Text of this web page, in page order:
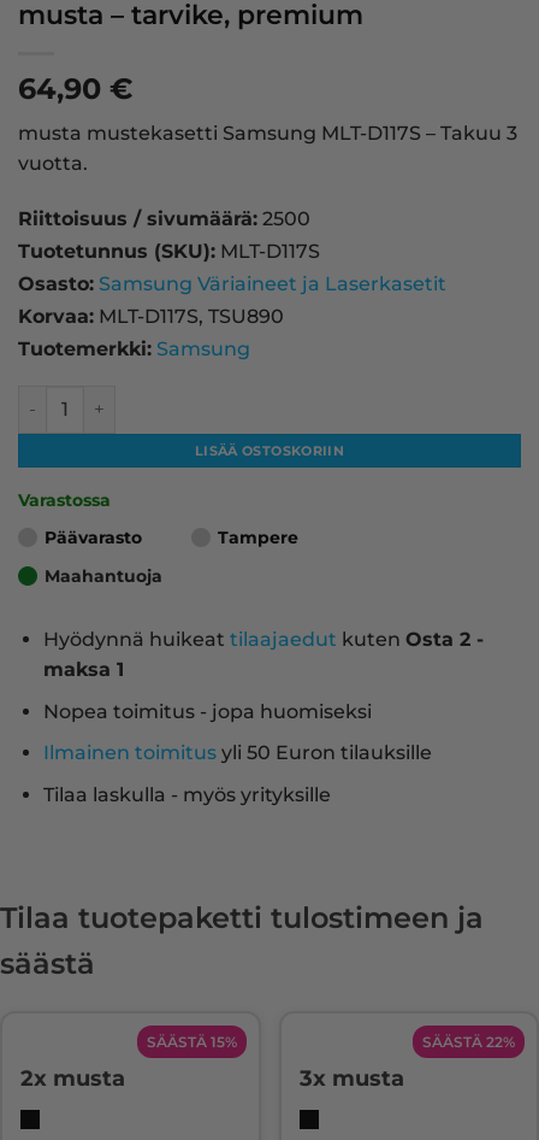
musta – tarvike, premium
64,90 €
musta mustekasetti Samsung MLT-D117S – Takuu 3
vuotta.
Riittoisuus / sivumäärä: 2500
Tuotetunnus (SKU): MLT-D117S
Osasto: Samsung Väriaineet ja Laserkasetit
Korvaa: MLT-D117S, TSU890
Tuotemerkki: Samsung
Samsung MLT-D117S laserkasetti, musta – tarvike,
LISÄÄ OSTOSKORIIN
Varastossa
Päävarasto
Tampere
Maahantuoja
Hyödynnä huikeat tilaajaedut kuten Osta 2 -
maksa 1
Nopea toimitus - jopa huomiseksi
Ilmainen toimitusyli 50 Euron tilauksille
Tilaa laskulla - myös yrityksille
Tilaa tuotepaketti tulostimeen ja
säästä
SÄÄSTÄ 15%
2x musta
SÄÄSTÄ 22%
3x musta